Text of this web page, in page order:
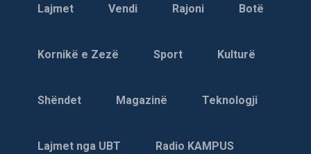
Lajmet Vendi Rajoni Botë
Kornikë e Zezë Sport Kulturë
Shëndet Magazinë Teknologji
Lajmet nga UBT Radio KAMPUS